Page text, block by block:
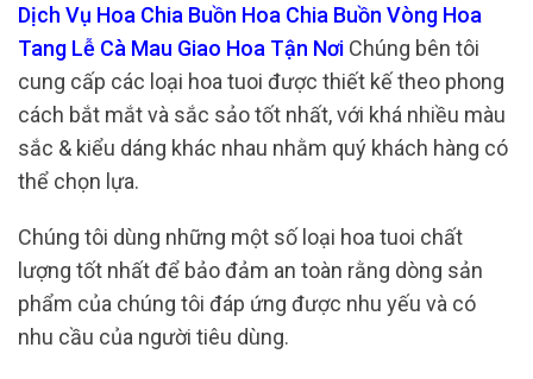
Dịch Vụ Hoa Chia Buồn Hoa Chia Buồn Vòng Hoa
Tang Lễ Cà Mau Giao Hoa Tận Nơi Chúng bên tôi
cung cấp các loại hoa tuoi được thiết kế theo phong
cách bắt mắt và sắc sảo tốt nhất, với khá nhiều màu
sắc & kiểu dáng khác nhau nhằm quý khách hàng có
thể chọn lựa.
Chúng tôi dùng những một số loại hoa tuoi chất
lượng tốt nhất để bảo đảm an toàn rằng dòng sản
phẩm của chúng tôi đáp ứng được nhu yếu và có
nhu cầu của người tiêu dùng.